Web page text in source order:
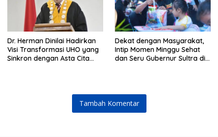
Dr. Herman Dinilai Hadirkan
Visi Transformasi UHO yang
Sinkron dengan Asta Cita
Dekat dengan Masyarakat,
Intip Momen Minggu Sehat
dan Seru Gubernur Sultra di
Tambah Komentar